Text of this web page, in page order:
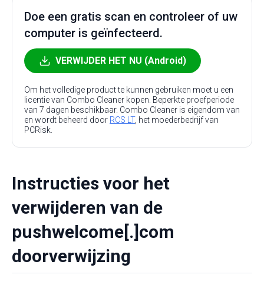
Doe een gratis scan en controleer of uw
computer is geïnfecteerd.
VERWIJDER HET NU (Android)
Om het volledige product te kunnen gebruiken moet u een
licentie van Combo Cleaner kopen. Beperkte proefperiode
van 7 dagen beschikbaar. Combo Cleaner is eigendom van
en wordt beheerd door RCS LT, het moederbedrijf van
PCRisk.
Instructies voor het
verwijderen van de
pushwelcome[.]com
doorverwijzing